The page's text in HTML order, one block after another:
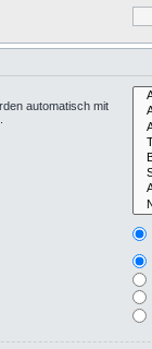
automatisch mit